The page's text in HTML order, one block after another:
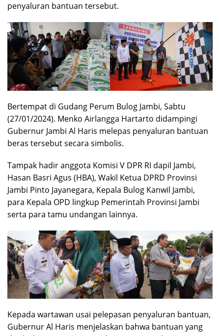
penyaluran bantuan tersebut.
Bertempat di Gudang Perum Bulog Jambi, Sabtu
(27/01/2024). Menko Airlangga Hartarto didampingi
Gubernur Jambi Al Haris melepas penyaluran bantuan
beras tersebut secara simbolis.
Tampak hadir anggota Komisi V DPR RI dapil Jambi,
Hasan Basri Agus (HBA), Wakil Ketua DPRD Provinsi
Jambi Pinto Jayanegara, Kepala Bulog Kanwil Jambi,
para Kepala OPD lingkup Pemerintah Provinsi Jambi
serta para tamu undangan lainnya.
Kepada wartawan usai pelepasan penyaluran bantuan,
Gubernur Al Haris menjelaskan bahwa bantuan yang